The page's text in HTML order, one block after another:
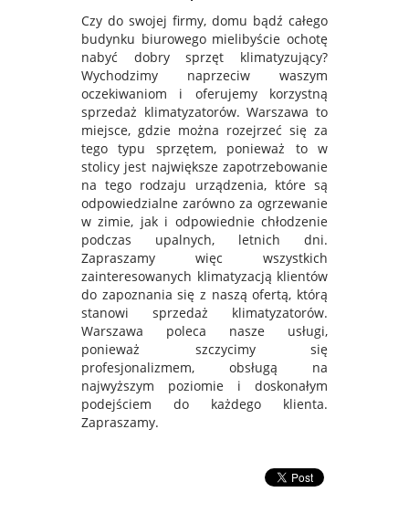
Czy do swojej firmy, domu bądź całego
budynku biurowego mielibyście ochotę
nabyć dobry sprzęt klimatyzujący?
Wychodzimy naprzeciw waszym
oczekiwaniom i oferujemy korzystną
sprzedaż klimatyzatorów. Warszawa to
miejsce, gdzie można rozejrzeć się za
tego typu sprzętem, ponieważ to w
stolicy jest największe zapotrzebowanie
na tego rodzaju urządzenia, które są
odpowiedzialne zarówno za ogrzewanie
w zimie, jak i odpowiednie chłodzenie
podczas upalnych, letnich dni.
Zapraszamy więc wszystkich
zainteresowanych klimatyzacją klientów
do zapoznania się z naszą ofertą, którą
stanowi sprzedaż klimatyzatorów.
Warszawa poleca nasze usługi,
ponieważ szczycimy się
profesjonalizmem, obsługą na
najwyższym poziomie i doskonałym
podejściem do każdego klienta.
Zapraszamy.